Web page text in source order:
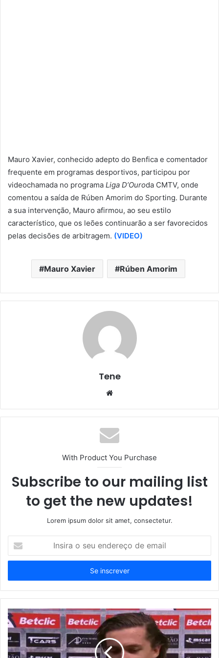
Mauro Xavier, conhecido adepto do Benfica e comentador
frequente em programas desportivos, participou por
videochamada no programa Liga D’Ouroda CMTV, onde
comentou a saída de Rúben Amorim do Sporting. Durante
a sua intervenção, Mauro afirmou, ao seu estilo
característico, que os leões continuarão a ser favorecidos
pelas decisões de arbitragem. (VIDEO)
Mauro Xavier Rúben Amorim
Tene
Website
With Product You Purchase
Subscribe to our mailing list
to get the new updates!
Lorem ipsum dolor sit amet, consectetur.
seu
de
email